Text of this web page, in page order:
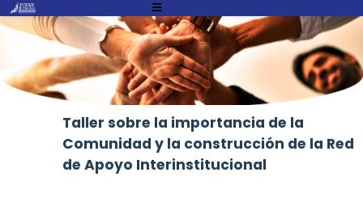
Atención:
Este
cuenta
con
accesibilidad.
Taller sobre la importancia de la
Comunidad y la construcción de la Red
de Apoyo Interinstitucional